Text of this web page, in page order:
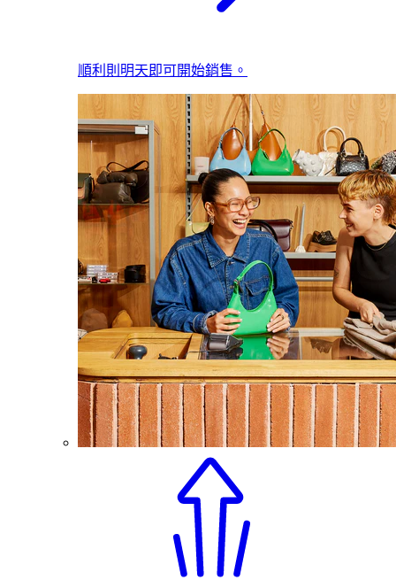
順利則明天即可開始銷售。